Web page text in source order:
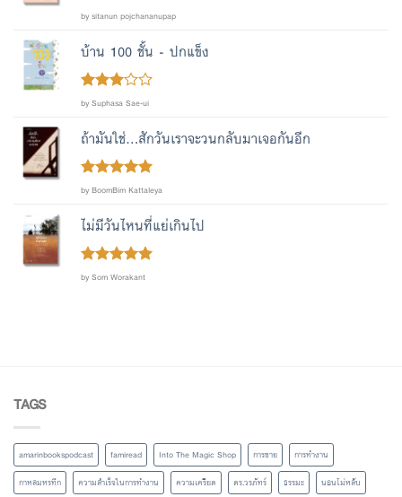
Rated4
by sitanun pojchananupap
บ้าน 100 ชั้น - ปกแข็ง
Rated
of 5
by Suphasa Sae-ui
ถ้ามันใช่...สักวันเราจะวนกลับมาเจอกันอีก
Rated5out
by BoomBim Kattaleya
ไม่มีวันไหนที่แย่เกินไป
Rated5out
by Som Worakant
TAGS
amarinbookspodcast famiread Into The Magic Shop การขาย
การทำงาน
กาหลมหรทึก
ความสำเร็จในการทำงาน ความเครียด ดร.วรภัทร์ ธรรมะ
นอนไม่หลับ